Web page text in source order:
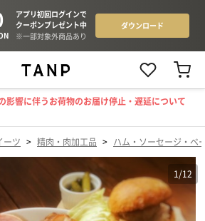
影響に伴うお荷物のお届け停止・遅延について
ーツ > 精肉・肉加工品 > ハム・ソーセージ・ベ
1/12